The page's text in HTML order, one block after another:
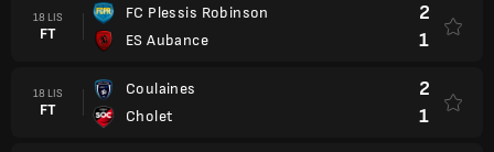
18 LIS
FT
FC Plessis Robinson
ES Aubance
2
1
18 LIS
FT
Coulaines
Cholet
2
1